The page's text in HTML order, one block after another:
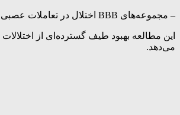
– مجموعه‌های BBB اختلال در تعاملات عصبی عروقی را نشان می‌دهند.
این مطالعه بهبود طیف گسترده‌ای از
می‌دهد.